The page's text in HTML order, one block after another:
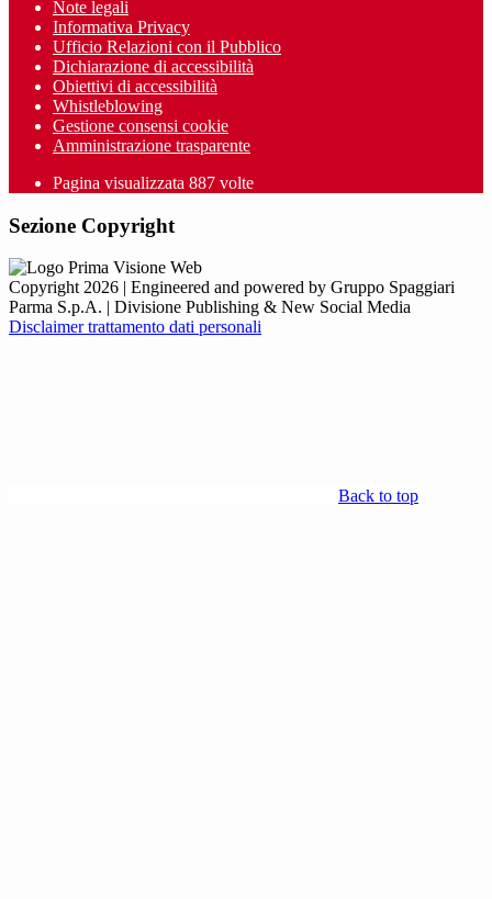
Note legali
Informativa Privacy
Ufficio Relazioni con il Pubblico
Dichiarazione di accessibilità
Obiettivi di accessibilità
Whistleblowing
Gestione consensi cookie
Amministrazione trasparente
Pagina visualizzata 887 volte
Sezione Copyright
Copyright 2026 | Engineered and powered by Gruppo Spaggiari
Parma S.p.A. | Divisione Publishing & New Social Media
Disclaimer trattamento dati personali
Back to top